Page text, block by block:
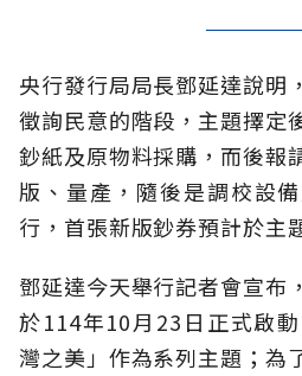
央行發行局局長鄧延達說明
徵詢民意的階段，主題擇定
鈔紙及原物料採購，而後報
版、量產，隨後是調校設
行，首張新版鈔券預計於主
鄧延達今天舉行記者會宣布
於114年10月23日正式啟
灣之美」作為系列主題；為